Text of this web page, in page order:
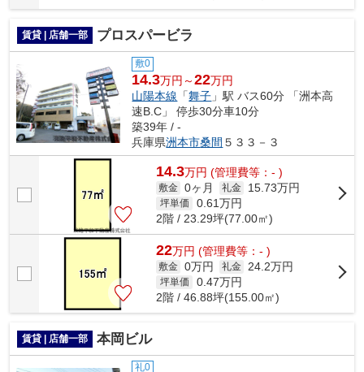
賃貸 | 店舗一部 プロスパービラ
敷0
14.3万円～22万円
山陽本線 「舞子 」駅 バス60分 「洲本高
速B.C」 停歩30分車10分
築39年 / -
兵庫県洲本市桑間 ５３３－３
14.3万円 (管理費等：- )
敷金 0ヶ月 礼金 15.73万円
坪単価 0.61万円
2階 / 23.29坪(77.00㎡)
22万円 (管理費等：- )
敷金 0万円 礼金 24.2万円
坪単価 0.47万円
2階 / 46.88坪(155.00㎡)
賃貸 | 店舗一部 本岡ビル
礼0